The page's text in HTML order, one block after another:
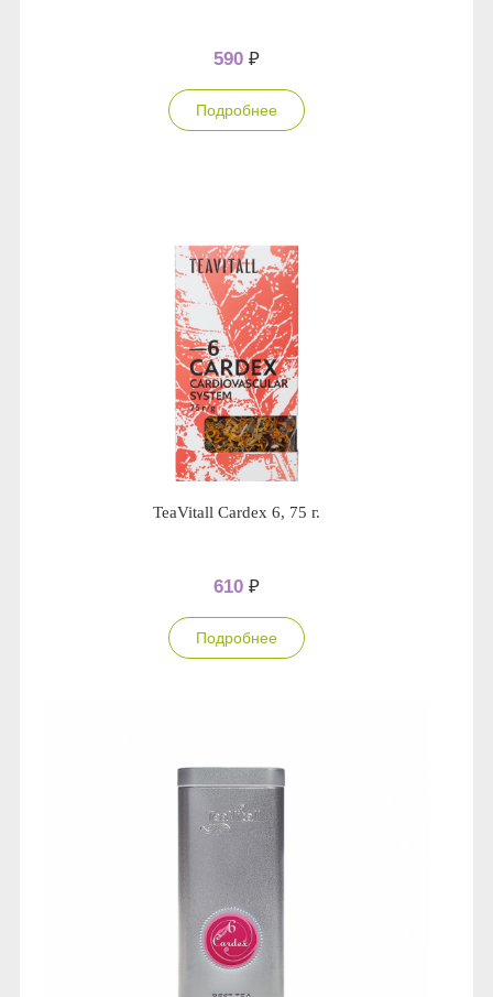
590 ₽
Подробнее
TeaVitall Cardex 6, 75 г.
610 ₽
Подробнее